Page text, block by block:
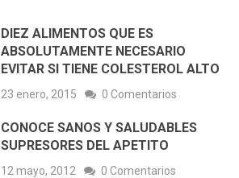
DIEZ ALIMENTOS QUE ES
ABSOLUTAMENTE NECESARIO
EVITAR SI TIENE COLESTEROL ALTO
23 enero, 2015 0 Comentarios
CONOCE SANOS Y SALUDABLES
SUPRESORES DEL APETITO
12 mayo, 2012 0 Comentarios